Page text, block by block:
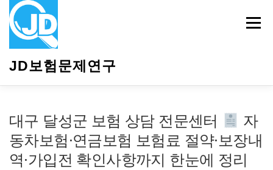
JD보험문제연구
메뉴
대구 달성군 보험 상담 전문센터
자
동차보험·연금보험 보험료 절약·보장내
역·가입전 확인사항까지 한눈에 정리